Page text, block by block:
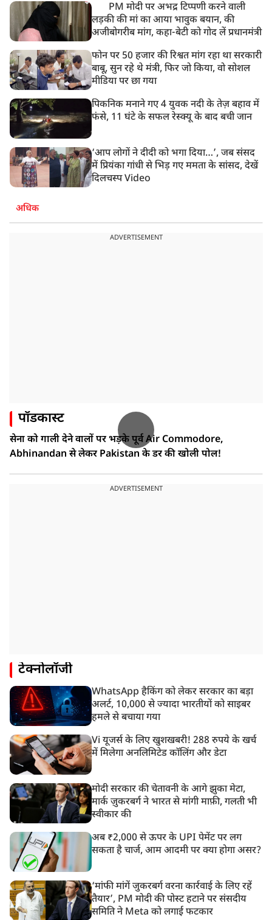
PM मोदी पर अभद्र टिप्पणी करने वाली
लड़की की मां का आया भावुक बयान, की
अजीबोगरीब मांग, कहा-बेटी को गोद लें प्रधानमंत्री
फोन पर 50 हजार की रिश्वत मांग रहा था सरकारी
बाबू, सुन रहे थे मंत्री, फिर जो किया, वो सोशल
मीडिया पर छा गया
पिकनिक मनाने गए 4 युवक नदी के तेज़ बहाव में
फंसे, 11 घंटे के सफल रेस्क्यू के बाद बची जान
‘आप लोगों ने दीदी को भगा दिया…’, जब संसद
में प्रियंका गांधी से भिड़ गए ममता के सांसद, देखें
दिलचस्प Video
अधिक
ADVERTISEMENT
पॉडकास्ट
सेना को गाली देने वालों पर भड़के पूर्व Air Commodore,
Abhinandan से लेकर Pakistan के डर की खोली पोल!
ADVERTISEMENT
टेक्नोलॉजी
WhatsApp हैकिंग को लेकर सरकार का बड़ा
अलर्ट, 10,000 से ज्यादा भारतीयों को साइबर
हमले से बचाया गया
Vi यूजर्स के लिए खुशखबरी! 288 रुपये के खर्च
में मिलेगा अनलिमिटेड कॉलिंग और डेटा
मोदी सरकार की चेतावनी के आगे झुका मेटा,
मार्क ज़ुकरबर्ग ने भारत से मांगी माफ़ी, गलती भी
स्वीकार की
अब ₹2,000 से ऊपर के UPI पेमेंट पर लग
सकता है चार्ज, आम आदमी पर क्या होगा असर?
‘मांफी मांगें जुकरबर्ग वरना कार्रवाई के लिए रहें
तैयार’, PM मोदी की पोस्ट हटाने पर संसदीय
समिति ने Meta को लगाई फटकार